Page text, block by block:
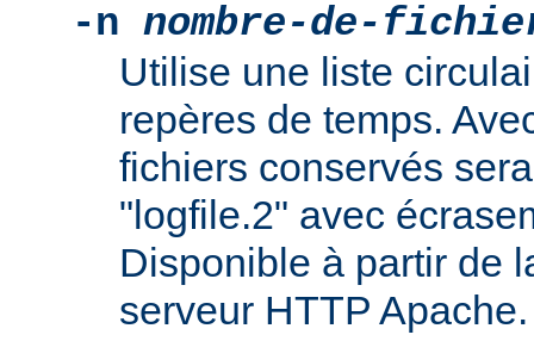
-n nombre-de-
Utilise une liste
repères de temps.
fichiers conservés
"logfile.2" avec
Disponible à partir de
serveur HTTP Apache.